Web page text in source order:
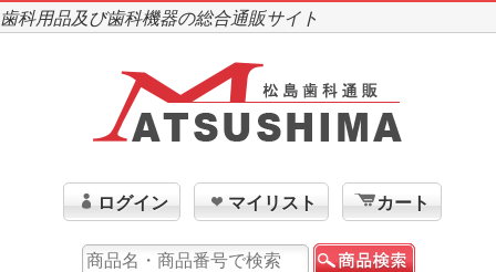
歯科用品及び歯科機器の総合通販サイト
ログイン マイリスト カート